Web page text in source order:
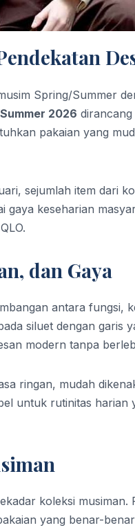
Spring/Summer
2026
pakaian yang
sejumlah item dari
keseharian
dan Gaya
antara fungsi,
siluet dengan garis
modern tanpa
ringan, mudah
untuk rutinitas harian
koleksi musiman.
yang benar-